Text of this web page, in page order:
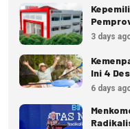
Pemda
3 days
Ini 4
6 days